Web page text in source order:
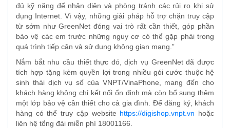
đủ kỹ năng để nhận diện và phòng tránh các rủi ro khi sử
dụng Internet. Vì vậy, những giải pháp hỗ trợ chặn truy cập
từ sớm như GreenNet đóng vai trò rất cần thiết, góp phần
bảo vệ các em trước những nguy cơ có thể gặp phải trong
quá trình tiếp cận và sử dụng không gian mạng.”
Nắm bắt nhu cầu thiết thực đó, dịch vụ GreenNet đã được
tích hợp tặng kèm quyền lợi trong nhiều gói cước thuộc hệ
sinh thái dịch vụ số của VNPT/VinaPhone, mang đến cho
khách hàng không chỉ kết nối ổn định mà còn bổ sung thêm
một lớp bảo vệ cần thiết cho cả gia đình. Để đăng ký, khách
hàng có thể truy cập website https://digishop.vnpt.vn hoặc
liên hệ tổng đài miễn phí 18001166.